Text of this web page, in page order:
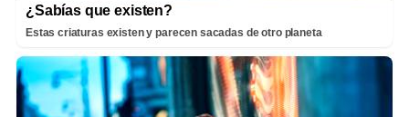
¿Sabías que existen?
Estas criaturas existen y parecen sacadas de otro planeta